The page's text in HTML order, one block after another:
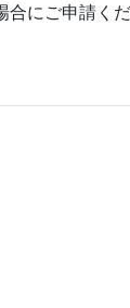
合にご申請く